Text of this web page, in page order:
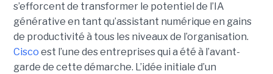
s’efforcent de transformer le potentiel de l’IA
générative en tant qu’assistant numérique en gains
de productivité à tous les niveaux de l’organisation.
Cisco est l’une des entreprises qui a été à l’avant-
garde de cette démarche. L’idée initiale d’un